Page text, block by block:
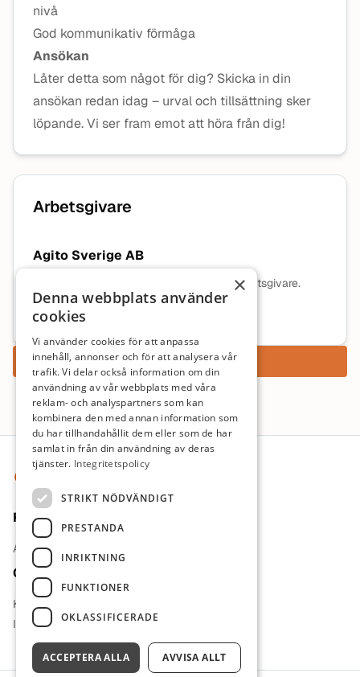
nivå
God kommunikativ förmåga
Ansökan
Låter detta som något för dig? Skicka in din
ansökan redan idag – urval och tillsättning sker
löpande. Vi ser fram emot att höra från dig!
Arbetsgivare
Agito Sverige AB
Ingen beskrivning tillgänglig för denna arbetsgivare.
Mer information om arbetsgivaren
Ansök nu
Sidfot
För jobbsökande
Arbetsgivare
Om oss
Kontakt
Integritetspolicy
×
Denna webbplats använder
cookies
Vi använder cookies för att anpassa
innehåll, annonser och för att analysera vår
trafik. Vi delar också information om din
användning av vår webbplats med våra
reklam- och analyspartners som kan
kombinera den med annan information som
du har tillhandahållit dem eller som de har
samlat in från din användning av deras
tjänster. Integritetspolicy
STRIKT NÖDVÄNDIGT
PRESTANDA
INRIKTNING
FUNKTIONER
OKLASSIFICERADE
ACCEPTERA ALLA AVVISA ALLT